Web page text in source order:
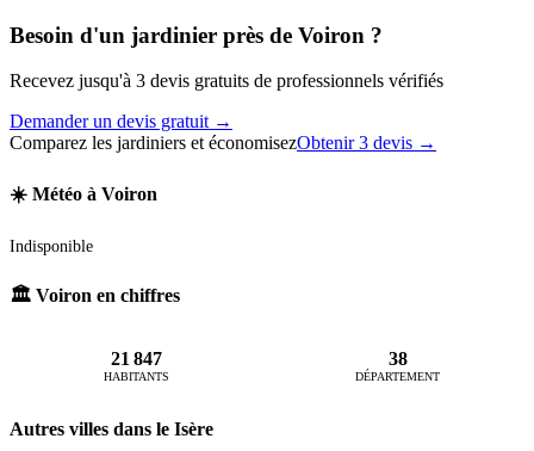
Besoin d'un jardinier près de Voiron ?
Recevez jusqu'à 3 devis gratuits de professionnels vérifiés
Demander un devis gratuit →
Comparez les jardiniers et économisezObtenir 3 devis →
☀️ Météo à Voiron
Indisponible
🏛️ Voiron en chiffres
21 847
HABITANTS
38
DÉPARTEMENT
Autres villes dans le Isère